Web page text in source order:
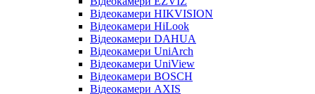
Відеокамери HIKVISION
Відеокамери HiLook
Відеокамери DAHUA
Відеокамери UniArch
Відеокамери UniView
Відеокамери BOSCH
Відеокамери AXIS